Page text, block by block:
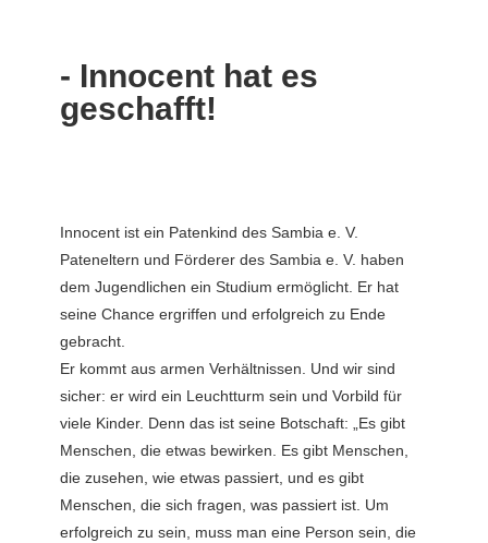
- Innocent hat es
geschafft!
Innocent ist ein Patenkind des Sambia e. V.
Pateneltern und Förderer des Sambia e. V. haben
dem Jugendlichen ein Studium ermöglicht. Er hat
seine Chance ergriffen und erfolgreich zu Ende
gebracht.
Er kommt aus armen Verhältnissen. Und wir sind
sicher: er wird ein Leuchtturm sein und Vorbild für
viele Kinder. Denn das ist seine Botschaft: „Es gibt
Menschen, die etwas bewirken. Es gibt Menschen,
die zusehen, wie etwas passiert, und es gibt
Menschen, die sich fragen, was passiert ist. Um
erfolgreich zu sein, muss man eine Person sein, die